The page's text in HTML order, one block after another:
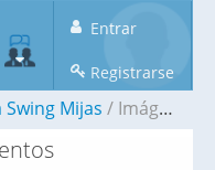
Entrar
Registrarse
Swing Mijas Imágenes y Documentos